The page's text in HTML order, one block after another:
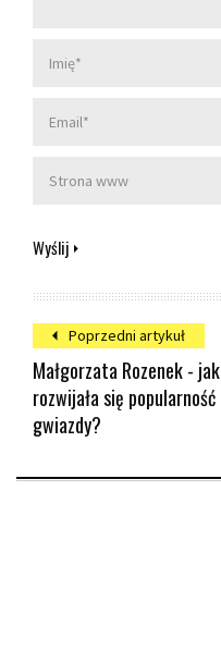
Wyślij
Poprzedni artykuł
Małgorzata Rozenek - jak
rozwijała się popularność
gwiazdy?